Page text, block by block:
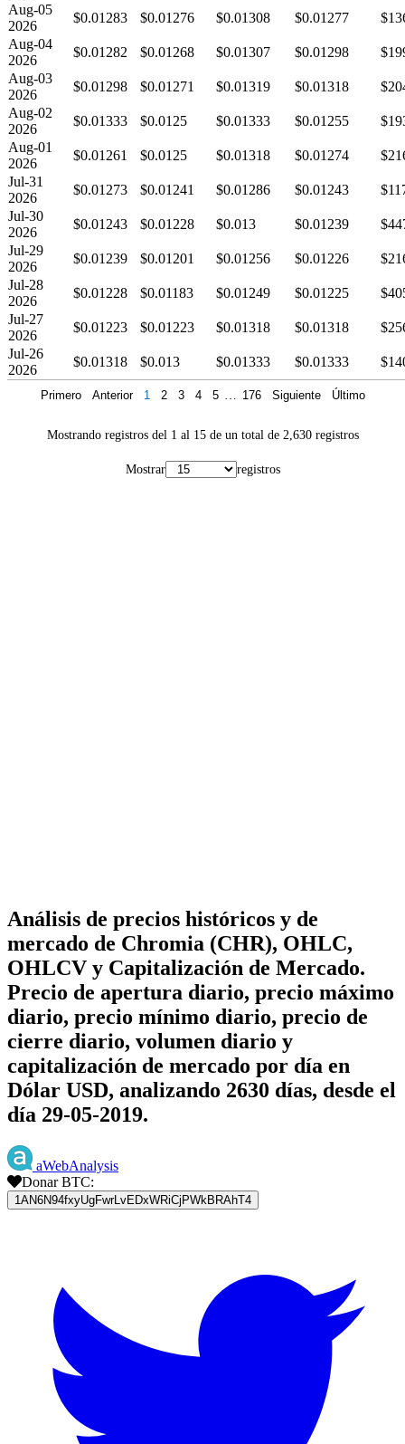
Aug-05
2026
$0.01283 $0.01276 $0.01308 $0.01277
Aug-04
2026
$0.01282 $0.01268 $0.01307 $0.01298
Aug-03
2026
$0.01298 $0.01271 $0.01319 $0.01318
Aug-02
2026
$0.01333 $0.0125 $0.01333 $0.01255
Aug-01
2026
$0.01261 $0.0125 $0.01318 $0.01274
Jul-31
2026
$0.01273 $0.01241 $0.01286 $0.01243
Jul-30
2026
$0.01243 $0.01228 $0.013 $0.01239
Jul-29
2026
$0.01239 $0.01201 $0.01256 $0.01226
Jul-28
2026
$0.01228 $0.01183 $0.01249 $0.01225
Jul-27
2026
$0.01223 $0.01223 $0.01318 $0.01318
Jul-26
2026
$0.01318 $0.013 $0.01333 $0.01333
Mostrando registros del 1 al 15 de un total de 2,630 registros
Mostrar registros
Primero Anterior 1 2 3 4 5 176 Siguiente Último
Análisis de precios históricos y de
mercado de Chromia (CHR), OHLC,
OHLCV y Capitalización de Mercado.
Precio de apertura diario, precio máximo
diario, precio mínimo diario, precio de
cierre diario, volumen diario y
capitalización de mercado por día en
Dólar USD, analizando 2630 días, desde el
día 29-05-2019.
aWebAnalysis
Donar BTC:
1AN6N94fxyUgFwrLvEDxWRiCjPWkBRAhT4